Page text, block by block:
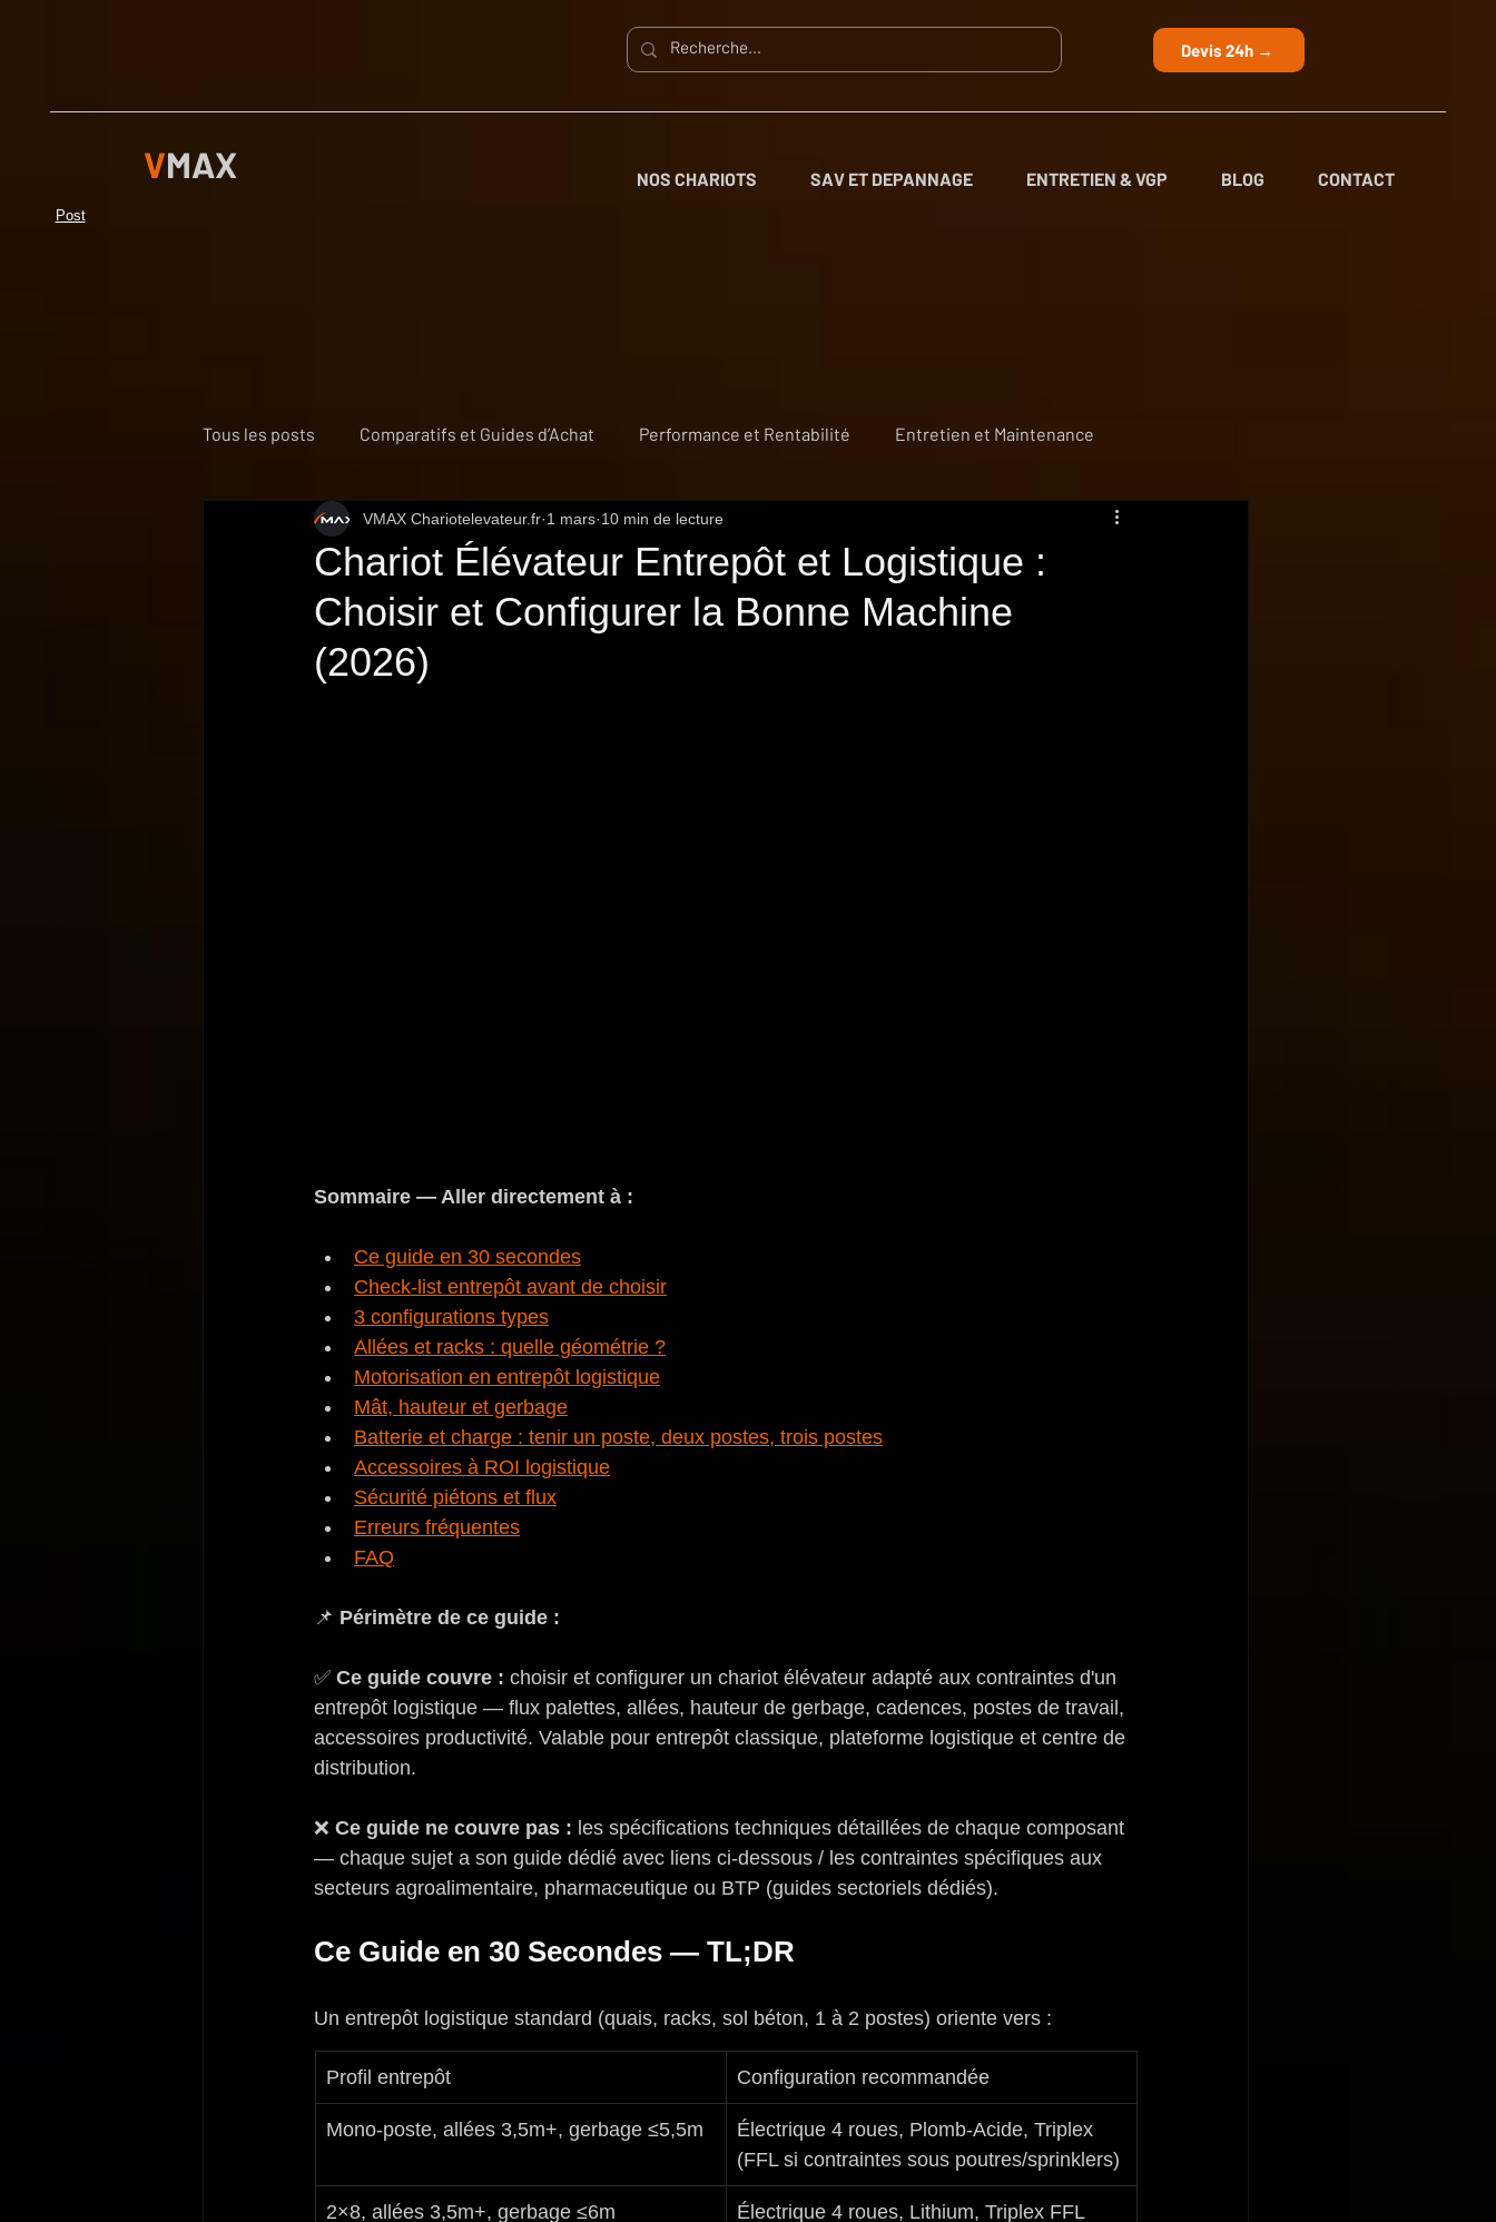
Devis 24h →
VMAX
Post
NOS CHARIOTS SAV ET DEPANNAGE ENTRETIEN & VGP BLOG CONTACT
Tous les posts Comparatifs et Guides d’Achat Performance et Rentabilité Entretien et Maintenance
Sécurité et Réglementation Innovations et Évolutions du Marché
Chariot Élévateur Entrepôt et Logistique :
Choisir et Configurer la Bonne Machine
(2026)
VMAX Chariotelevateur.fr 1 mars 10 min de lecture
Sommaire — Aller directement à :
Ce guide en 30 secondes
Check-list entrepôt avant de choisir
3 configurations types
Allées et racks : quelle géométrie ?
Motorisation en entrepôt logistique
Mât, hauteur et gerbage
Batterie et charge : tenir un poste, deux postes, trois postes
Accessoires à ROI logistique
Sécurité piétons et flux
Erreurs fréquentes
FAQ
📌 Périmètre de ce guide :
✅ Ce guide couvre : choisir et configurer un chariot élévateur adapté aux contraintes d'un
entrepôt logistique — flux palettes, allées, hauteur de gerbage, cadences, postes de travail,
accessoires productivité. Valable pour entrepôt classique, plateforme logistique et centre de
distribution.
❌ Ce guide ne couvre pas : les spécifications techniques détaillées de chaque composant
— chaque sujet a son guide dédié avec liens ci-dessous / les contraintes spécifiques aux
secteurs agroalimentaire, pharmaceutique ou BTP (guides sectoriels dédiés).
Ce Guide en 30 Secondes — TL;DR
Un entrepôt logistique standard (quais, racks, sol béton, 1 à 2 postes) oriente vers :
Profil entrepôt Configuration recommandée
Mono-poste, allées 3,5m+, gerbage ≤5,5m
Électrique 4 roues, Plomb-Acide, Triplex
(FFL si contraintes sous poutres/sprinklers)
2×8, allées 3,5m+, gerbage ≤6m Électrique 4 roues, Lithium, Triplex FFL